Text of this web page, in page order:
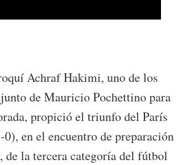
Achraf Hakimi, uno de los
de Mauricio Pochettino para
propició el triunfo del París
en el encuentro de preparación
de la tercera categoría del fútbol